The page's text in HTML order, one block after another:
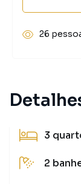
3
2
26